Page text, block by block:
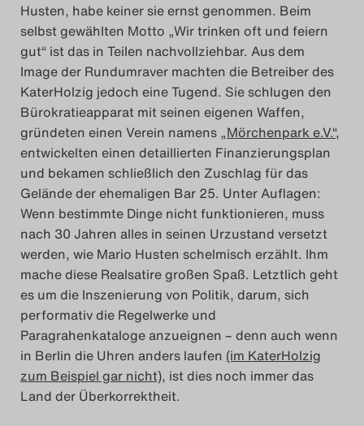
Husten, habe keiner sie ernst genommen. Beim
selbst gewählten Motto „Wir trinken oft und feiern
gut“ ist das in Teilen nachvollziehbar. Aus dem
Image der Rundumraver machten die Betreiber des
KaterHolzig jedoch eine Tugend. Sie schlugen den
Bürokratieapparat mit seinen eigenen Waffen,
gründeten einen Verein namens „Mörchenpark e.V.“,
entwickelten einen detaillierten Finanzierungsplan
und bekamen schließlich den Zuschlag für das
Gelände der ehemaligen Bar 25. Unter Auflagen:
Wenn bestimmte Dinge nicht funktionieren, muss
nach 30 Jahren alles in seinen Urzustand versetzt
werden, wie Mario Husten schelmisch erzählt. Ihm
mache diese Realsatire großen Spaß. Letztlich geht
es um die Inszenierung von Politik, darum, sich
performativ die Regelwerke und
Paragrahenkataloge anzueignen – denn auch wenn
in Berlin die Uhren anders laufen (im KaterHolzig
zum Beispiel gar nicht), ist dies noch immer das
Land der Überkorrektheit.